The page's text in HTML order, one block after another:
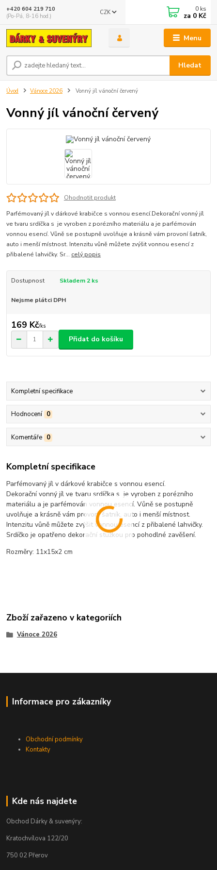
Menu
CZK
Hledat
+420 604 219 710
(Po-Pá, 8-16 hod.)
0 ks
za 0 Kč
Úvod Vánoce 2026 Vonný jíl vánoční červený
Vonný jíl vánoční červený
Ohodnotit produkt
Parfémovaný jíl v dárkové krabičce s vonnou esencí.Dekorační vonný jíl
ve tvaru srdíčka s je vyroben z porézního materiálu a je parfémován
vonnou esencí. Vůně se postupně uvolňuje a krásně vám provoní šatník,
auto i menší místnost. Intenzitu vůně můžete zvýšit vonnou esencí z
přibalené lahvičky. Sr... celý popis
Dostupnost Skladem 2 ks
Nejsme plátci DPH
169 Kč/ks
Přidat do košíku
Kompletní specifikace
Hodnocení 0
Komentáře 0
Kompletní specifikace
Parfémovaný jíl v dárkové krabičce s vonnou esencí.
Dekorační vonný jíl ve tvaru srdíčka s je vyroben z porézního
materiálu a je parfémován vonnou esencí. Vůně se postupně
uvolňuje a krásně vám provoní šatník, auto i menší místnost.
Intenzitu vůně můžete zvýšit vonnou esencí z přibalené lahvičky.
Srdíčko je opatřeno dekorační stužkou pro pohodlné zavěšení.
Rozměry: 11x15x2 cm
Zboží zařazeno v kategoriích
Vánoce 2026
Informace pro zákazníky
Obchodní podmínky
Kontakty
Kde nás najdete
Obchod Dárky & suvenýry:
Kratochvílova 122/20
750 02 Přerov